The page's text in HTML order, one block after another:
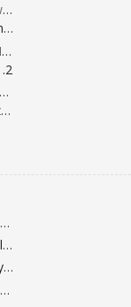
Homecare AICALL V8, 5.5" AMOLED, 4/128GB, Snapdragon 652, LTE, QC3.0, 3400mAh za 416zł
HTC U Ultra 4/64GB LTE czarny w najlepszej cenie na rynku 799 zł!!!
Wyprzedaż noworoczna w al.to rabaty do 72%
Home&you - 2 rzecz z 10 zł TYLKO DZISIAJ